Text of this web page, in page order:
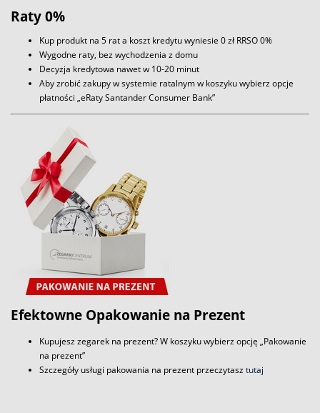
Raty 0%
Kup produkt na 5 rat a koszt kredytu wyniesie 0 zł RRSO 0%
Wygodne raty, bez wychodzenia z domu
Decyzja kredytowa nawet w 10-20 minut
Aby zrobić zakupy w systemie ratalnym w koszyku wybierz opcje
płatności „eRaty Santander Consumer Bank”
Efektowne Opakowanie na Prezent
Kupujesz zegarek na prezent? W koszyku wybierz opcję „Pakowanie
na prezent”
Szczegóły usługi pakowania na prezent przeczytasztutaj